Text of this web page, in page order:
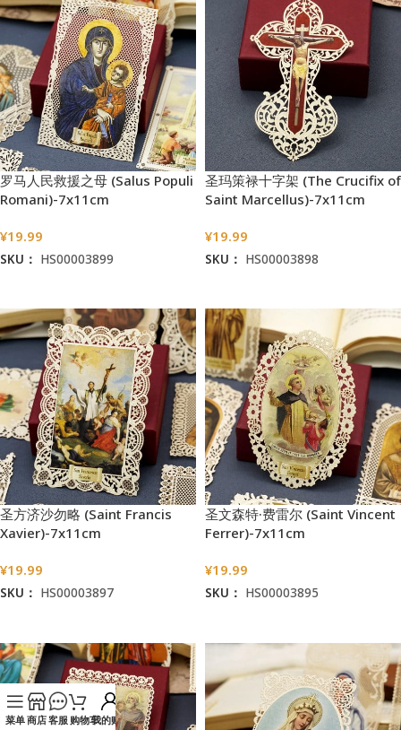
罗马人民救援之母 (Salus Populi
Romani)-7x11cm
¥19.99
SKU： HS00003899
圣玛策禄十字架 (The Crucifix of
Saint Marcellus)-7x11cm
¥19.99
SKU： HS00003898
圣方济沙勿略 (Saint Francis
Xavier)-7x11cm
¥19.99
SKU： HS00003897
圣文森特·费雷尔 (Saint Vincent
Ferrer)-7x11cm
¥19.99
SKU： HS00003895
菜单商店客服 购物车我的账户